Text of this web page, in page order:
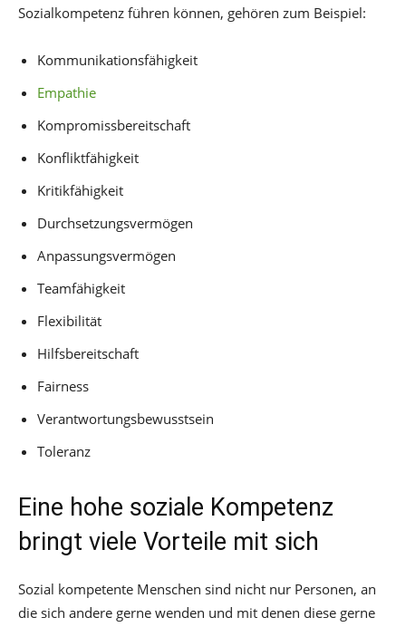
Sozialkompetenz führen können, gehören zum Beispiel:
Kommunikationsfähigkeit
Empathie
Kompromissbereitschaft
Konfliktfähigkeit
Kritikfähigkeit
Durchsetzungsvermögen
Anpassungsvermögen
Teamfähigkeit
Flexibilität
Hilfsbereitschaft
Fairness
Verantwortungsbewusstsein
Toleranz
Eine hohe soziale Kompetenz
bringt viele Vorteile mit sich
Sozial kompetente Menschen sind nicht nur Personen, an
die sich andere gerne wenden und mit denen diese gerne